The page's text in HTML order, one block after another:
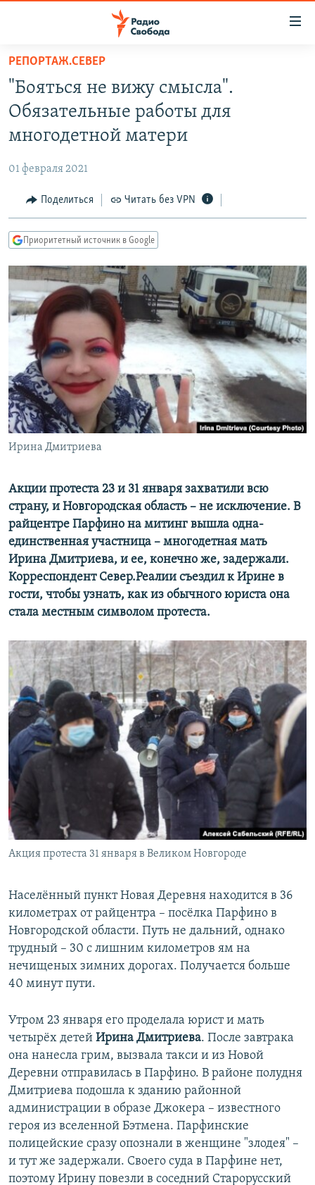
упрощенного
доступа
Вернуться
основному
Вернутся
Вернутся
поиску
ПРОГРАММЫ
ПОДКАСТЫ
АВТОРСКИЕ ПРОЕКТЫ
МНЕНИЯ
КУЛЬТУРА
КАВКАЗ.РЕАЛИИ
СЕВЕР.РЕАЛИИ
СИБИРЬ.РЕАЛИИ
РАСПИСАНИЕ ВЕЩАНИЯ
ПОДПИШИТЕСЬ НА РАССЫЛКУ
СОЦИАЛЬНЫЕ СЕТИ
Все сайты РСЕ/РС
РЕПОРТАЖ.СЕВЕР
"Бояться не вижу смысла".
Обязательные работы для
многодетной матери
01 февраля 2021
Поделиться Читать без VPN
Приоритетный источник в Google
Ирина Дмитриева
Акции протеста 23 и 31 января захватили всю
страну, и Новгородская область – не исключение. В
райцентре Парфино на митинг вышла одна-
единственная участница – многодетная мать
Ирина Дмитриева, и ее, конечно же, задержали.
Корреспондент Север.Реалии съездил к Ирине в
гости, чтобы узнать, как из обычного юриста она
стала местным символом протеста.
Акция протеста 31 января в Великом Новгороде
Населённый пункт Новая Деревня находится в 36
километрах от райцентра – посёлка Парфино в
Новгородской области. Путь не дальний, однако
трудный – 30 с лишним километров ям на
нечищеных зимних дорогах. Получается больше
40 минут пути.
Утром 23 января его проделала юрист и мать
четырёх детей Ирина Дмитриева. После завтрака
она нанесла грим, вызвала такси и из Новой
Деревни отправилась в Парфино. В районе полудня
Дмитриева подошла к зданию районной
администрации в образе Джокера – известного
героя из вселенной Бэтмена. Парфинские
полицейские сразу опознали в женщине "злодея" –
и тут же задержали. Своего суда в Парфине нет,
поэтому Ирину повезли в соседний Старорусский